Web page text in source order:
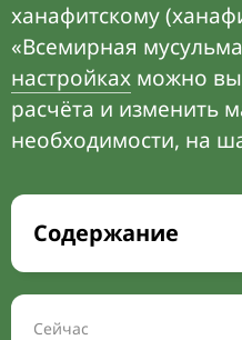
ханафитскому
«Всемирная
настройках можно
расчёта и изменить
необходимости, на
Содержание
Время намаза на
Расписание на месяц
Сейчас